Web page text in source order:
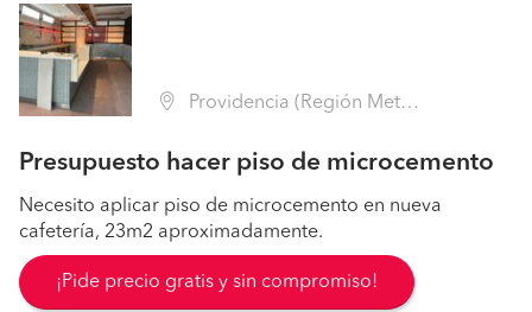
Providencia (Región Metropolitana - Santiago)
Presupuesto hacer piso de microcemento
Necesito aplicar piso de microcemento en nueva
cafetería, 23m2 aproximadamente.
¡Pide precio gratis y sin compromiso!